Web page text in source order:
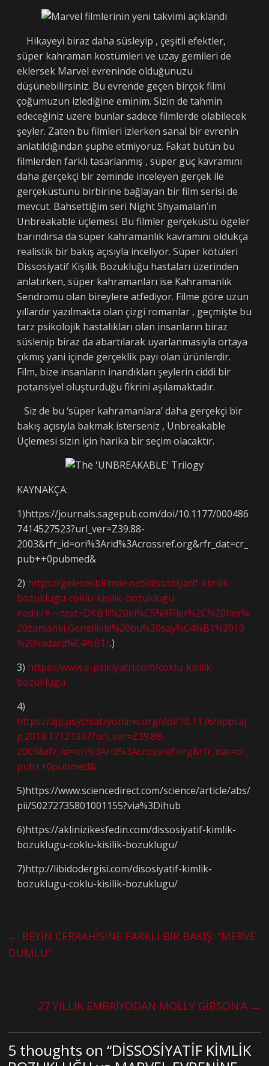
Hikayeyi biraz daha süsleyip , çeşitli efektler,
süper kahraman kostümleri ve uzay gemileri de
eklersek Marvel evreninde olduğunuzu
düşünebilirsiniz. Bu evrende geçen birçok filmi
çoğumuzun izlediğine eminim. Sizin de tahmin
edeceğiniz üzere bunlar sadece filmlerde olabilecek
şeyler. Zaten bu filmleri izlerken sanal bir evrenin
anlatıldığından şüphe etmiyoruz. Fakat bütün bu
filmlerden farklı tasarlanmış , süper güç kavramını
daha gerçekçi bir zeminde inceleyen gerçek ile
gerçeküstünü birbirine bağlayan bir film serisi de
mevcut. Bahsettiğim seri Night Shyamalan’ın
Unbreakable üçlemesi. Bu filmler gerçeküstü ögeler
barındırsa da süper kahramanlık kavramını oldukça
realistik bir bakış açısıyla inceliyor. Süper kötüleri
Dissosiyatif Kişilik Bozukluğu hastaları üzerinden
anlatırken, süper kahramanları ise Kahramanlık
Sendromu olan bireylere atfediyor. Filme göre uzun
yıllardır yazılmakta olan çizgi romanlar , geçmişte bu
tarz psikolojik hastalıkları olan insanların biraz
süslenip biraz da abartılarak uyarlanmasıyla ortaya
çıkmış yani içinde gerçeklik payı olan ürünlerdir.
Film, bize insanların inandıkları şeylerin ciddi bir
potansiyel oluşturduğu fikrini aşılamaktadır.
Siz de bu ‘süper kahramanlara’ daha gerçekçi bir
bakış açısıyla bakmak isterseniz , Unbreakable
Üçlemesi sizin için harika bir seçim olacaktır.
KAYNAKÇA:
1)https://journals.sagepub.com/doi/10.1177/000486
7414527523?url_ver=Z39.88-
2003&rfr_id=ori%3Arid%3Acrossref.org&rfr_dat=cr_
pub++0pubmed&
2) https://gelecekbilimde.net/dissosiyatif-kimlik-
bozuklugu-coklu-kisilik-bozuklugu-
nedir/#:~:text=DKB’li%20ki%C5%9Filer%2C%20her%
20zamanki,Genellikle%20bu%20say%C4%B1%2010
%20kadard%C4%B1r.)
3) https://www.e-psikiyatri.com/coklu-kisilik-
bozuklugu
4)
https://ajp.psychiatryonline.org/doi/10.1176/appi.aj
p.2018.17121347?url_ver=Z39.88-
2003&rfr_id=ori%3Arid%3Acrossref.org&rfr_dat=cr_
pub++0pubmed&
5)https://www.sciencedirect.com/science/article/abs/
pii/S0272735801001155?via%3Dihub
6)https://aklinizikesfedin.com/dissosiyatif-kimlik-
bozuklugu-coklu-kisilik-bozuklugu/
7)http://libidodergisi.com/disosiyatif-kimlik-
bozuklugu-coklu-kisilik-bozuklugu/
← BEYİN CERRAHİSİNE FARKLI BİR BAKIŞ: “MERVE
DUMLU”
27 YILLIK EMBRİYODAN MOLLY GİBSON’A →
5 thoughts on “DİSSOSİYATİF KİMLİK